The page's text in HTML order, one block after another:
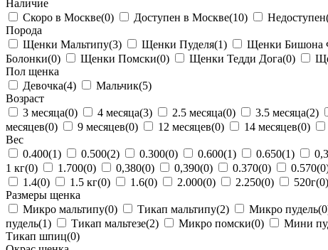
Наличие
Скоро в Москве(0) Доступен в Москве(10) Недоступен
Порода
Щенки Мальтипу(3) Щенки Пуделя(1) Щенки Бишона
Болонки(0) Щенки Помски(0) Щенки Тедди Дога(0)
Пол щенка
Девочка(4) Мальчик(5)
Возраст
3 месяца(0) 4 месяца(3) 2.5 месяца(0) 3.5 месяца(2)
месяцев(0) 9 месяцев(0) 12 месяцев(0) 14 месяцев(0)
Вес
0.400(1) 0.500(2) 0.300(0) 0.600(1) 0.650(1)
1 кг(0) 1.700(0) 0,380(0) 0,390(0) 0.370(0) 0.570
1.4(0) 1.5 кг(0) 1.6(0) 2.000(0) 2.250(0) 520г(0)
Размеры щенка
Микро мальтипу(0) Тикап мальтипу(2) Микро пудель
пудель(1) Тикап мальтезе(2) Микро помски(0) Мини
Тикап шпиц(0)